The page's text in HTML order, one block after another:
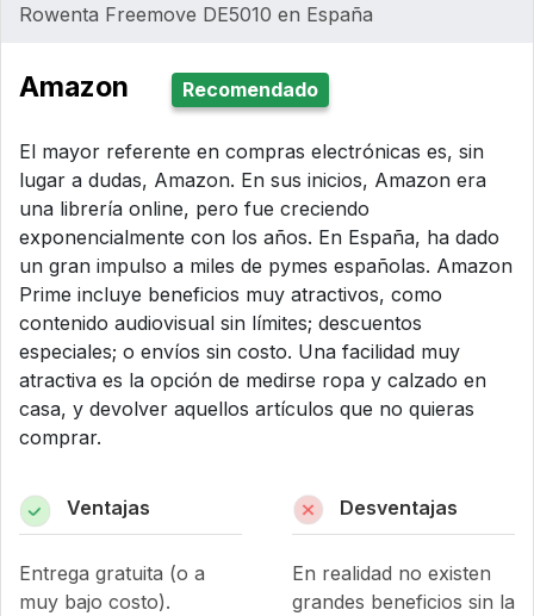
Rowenta Freemove DE5010 en España
Amazon Recomendado
El mayor referente en compras electrónicas es, sin
lugar a dudas, Amazon. En sus inicios, Amazon era
una librería online, pero fue creciendo
exponencialmente con los años. En España, ha dado
un gran impulso a miles de pymes españolas. Amazon
Prime incluye beneficios muy atractivos, como
contenido audiovisual sin límites; descuentos
especiales; o envíos sin costo. Una facilidad muy
atractiva es la opción de medirse ropa y calzado en
casa, y devolver aquellos artículos que no quieras
comprar.
Ventajas
Entrega gratuita (o a
muy bajo costo).
Desventajas
En realidad no existen
grandes beneficios sin la